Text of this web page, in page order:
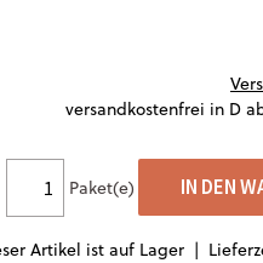
versandkostenfrei in D
Paket(e) IN DEN
Artikel ist auf Lager |